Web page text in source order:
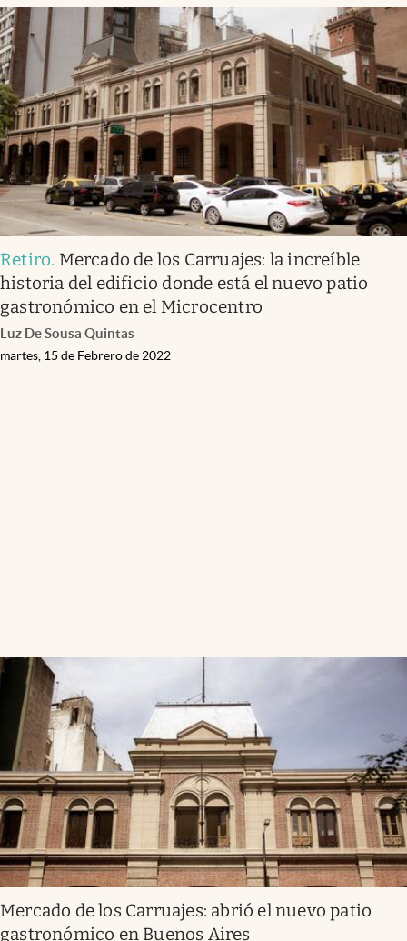
Retiro. Mercado de los Carruajes: la increíble
historia del edificio donde está el nuevo patio
gastronómico en el Microcentro
Luz De Sousa Quintas
martes, 15 de Febrero de 2022
Mercado de los Carruajes: abrió el nuevo patio
gastronómico en Buenos Aires